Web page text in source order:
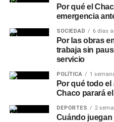
Por qué el
emergencia
SOCIEDAD 6 días
Por las obras
trabaja sin
servicio
POLÍTICA 1
Por qué todo
Chaco parará
DEPORTES 2
Cuándo juegan